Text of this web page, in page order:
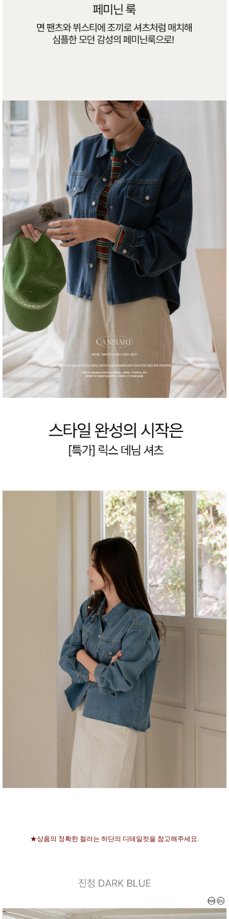
★상품의 정확한 컬러는 하단의 디테일컷을 참고해주세요.